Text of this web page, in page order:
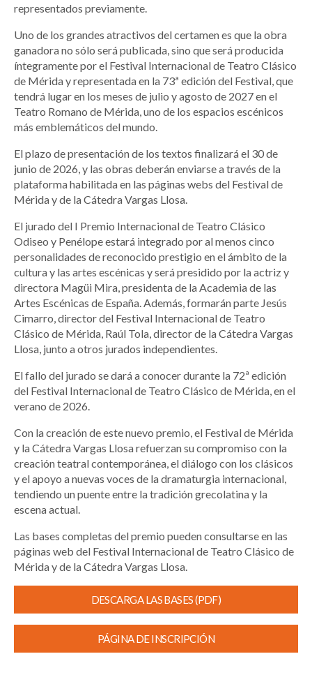
representados previamente.
Uno de los grandes atractivos del certamen es que la obra
ganadora no sólo será publicada, sino que será producida
íntegramente por el Festival Internacional de Teatro Clásico
de Mérida y representada en la 73ª edición del Festival, que
tendrá lugar en los meses de julio y agosto de 2027 en el
Teatro Romano de Mérida, uno de los espacios escénicos
más emblemáticos del mundo.
El plazo de presentación de los textos finalizará el 30 de
junio de 2026, y las obras deberán enviarse a través de la
plataforma habilitada en las páginas webs del Festival de
Mérida y de la Cátedra Vargas Llosa.
El jurado del I Premio Internacional de Teatro Clásico
Odiseo y Penélope estará integrado por al menos cinco
personalidades de reconocido prestigio en el ámbito de la
cultura y las artes escénicas y será presidido por la actriz y
directora Magüi Mira, presidenta de la Academia de las
Artes Escénicas de España. Además, formarán parte Jesús
Cimarro, director del Festival Internacional de Teatro
Clásico de Mérida, Raúl Tola, director de la Cátedra Vargas
Llosa, junto a otros jurados independientes.
El fallo del jurado se dará a conocer durante la 72ª edición
del Festival Internacional de Teatro Clásico de Mérida, en el
verano de 2026.
Con la creación de este nuevo premio, el Festival de Mérida
y la Cátedra Vargas Llosa refuerzan su compromiso con la
creación teatral contemporánea, el diálogo con los clásicos
y el apoyo a nuevas voces de la dramaturgia internacional,
tendiendo un puente entre la tradición grecolatina y la
escena actual.
Las bases completas del premio pueden consultarse en las
páginas web del Festival Internacional de Teatro Clásico de
Mérida y de la Cátedra Vargas Llosa.
DESCARGA LAS BASES (PDF)
PÁGINA DE INSCRIPCIÓN